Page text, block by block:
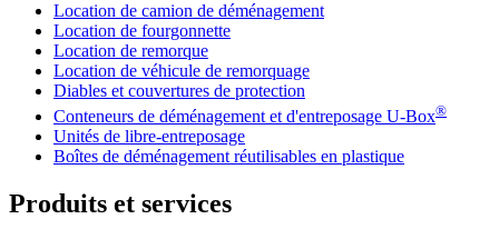
Location de camion de déménagement
Location de fourgonnette
Location de remorque
Location de véhicule de remorquage
Diables et couvertures de protection
Conteneurs de déménagement et d'entreposage U-Box®
Unités de libre-entreposage
Boîtes de déménagement réutilisables en plastique
Produits et services